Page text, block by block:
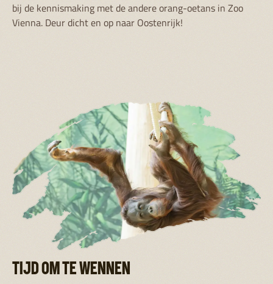
bij de kennismaking met de andere orang-oetans in Zoo
Vienna. Deur dicht en op naar Oostenrijk!
TIJD OM TE WENNEN